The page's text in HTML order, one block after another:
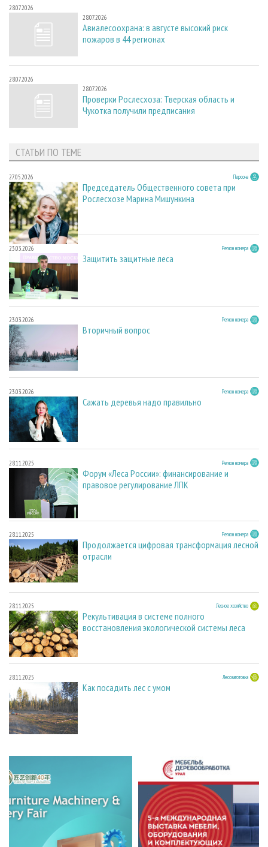
28.07.2026
28.07.2026
Авиалесоохрана: в августе высокий риск
пожаров в 44 регионах
28.07.2026
28.07.2026
Проверки Рослесхоза: Тверская область и
Чукотка получили предписания
СТАТЬИ ПО ТЕМЕ
27.05.2026 Персона
Председатель Общественного совета при
Рослесхозе Марина Мишункина
23.03.2026 Регион номера
Защитить защитные леса
23.03.2026 Регион номера
Вторичный вопрос
23.03.2026 Регион номера
Сажать деревья надо правильно
28.11.2025 Регион номера
Форум «Леса России»: финансирование и
правовое регулирование ЛПК
28.11.2025 Регион номера
Продолжается цифровая трансформация лесной
отрасли
28.11.2025 Лесное хозяйство
Рекультивация в системе полного
восстановления экологической системы леса
28.11.2025 Лесозаготовка
Как посадить лес с умом